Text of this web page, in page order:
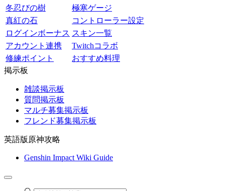
冬忍びの樹
極寒ゲージ
真紅の石
コントローラー設定
ログインボーナス スキン一覧
アカウント連携
Twitchコラボ
修練ポイント
おすすめ料理
掲示板
雑談掲示板
質問掲示板
マルチ募集掲示板
フレンド募集掲示板
英語版原神攻略
Genshin Impact Wiki Guide